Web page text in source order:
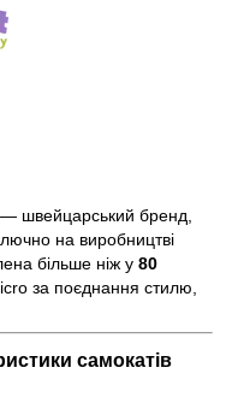
— швейцарський бренд,
на виробництві
більше ніж у 80
за поєднання стилю,
самокатів